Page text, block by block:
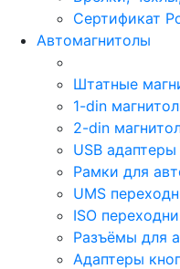
Сертификат
Автомагнитолы
Штатные
1-din
2-din
USB
Рамки для
UMS
ISO
Разъёмы для
Адаптеры